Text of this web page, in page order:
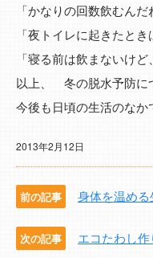
「かなりの回数飲むんだ
「夜トイレに起きたと
「寝る前は飲まないけ
以上、 冬の脱水予防に
今後も日頃の生活のな
2013年2月12日
前の記事 身体を温め
次の記事 エコたわし作